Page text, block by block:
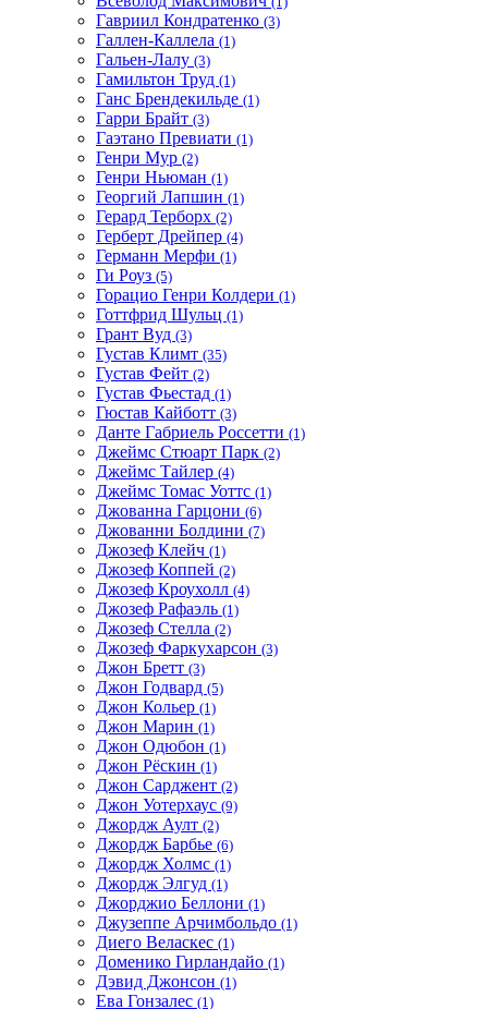
Гавриил Кондратенко (3)
Галлен-Каллела (1)
Гальен-Лалу (3)
Гамильтон Труд (1)
Ганс Брендекильде (1)
Гарри Брайт (3)
Гаэтано Превиати (1)
Генри Мур (2)
Генри Ньюман (1)
Георгий Лапшин (1)
Герард Терборх (2)
Герберт Дрейпер (4)
Германн Мерфи (1)
Ги Роуз (5)
Горацио Генри Колдери (1)
Готтфрид Шульц (1)
Грант Вуд (3)
Густав Климт (35)
Густав Фейт (2)
Густав Фьестад (1)
Гюстав Кайботт (3)
Данте Габриель Россетти (1)
Джеймс Стюарт Парк (2)
Джеймс Тайлер (4)
Джеймс Томас Уоттс (1)
Джованна Гарцони (6)
Джованни Болдини (7)
Джозеф Клейч (1)
Джозеф Коппей (2)
Джозеф Кроухолл (4)
Джозеф Рафаэль (1)
Джозеф Стелла (2)
Джозеф Фаркухарсон (3)
Джон Бретт (3)
Джон Годвард (5)
Джон Кольер (1)
Джон Марин (1)
Джон Одюбон (1)
Джон Рёскин (1)
Джон Сарджент (2)
Джон Уотерхаус (9)
Джордж Аулт (2)
Джордж Барбье (6)
Джордж Холмс (1)
Джордж Элгуд (1)
Джорджио Беллони (1)
Джузеппе Арчимбольдо (1)
Диего Веласкес (1)
Доменико Гирландайо (1)
Дэвид Джонсон (1)
Ева Гонзалес (1)